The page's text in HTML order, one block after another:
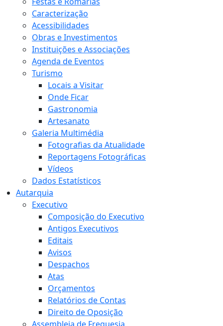
Caracterização
Acessibilidades
Obras e Investimentos
Instituições e Associações
Agenda de Eventos
Turismo
Locais a Visitar
Onde Ficar
Gastronomia
Artesanato
Galeria Multimédia
Fotografias da Atualidade
Reportagens Fotográficas
Vídeos
Dados Estatísticos
Autarquia
Executivo
Composição do Executivo
Antigos Executivos
Editais
Avisos
Despachos
Atas
Orçamentos
Relatórios de Contas
Direito de Oposição